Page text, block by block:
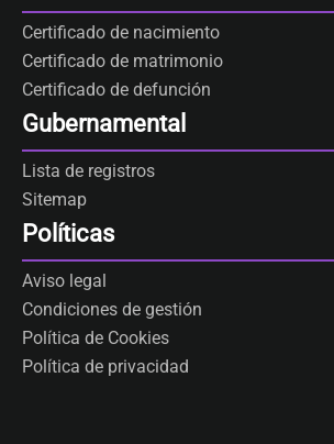
Certificado de nacimiento
Certificado de matrimonio
Certificado de defunción
Gubernamental
Lista de registros
Sitemap
Políticas
Aviso legal
Condiciones de gestión
Política de Cookies
Política de privacidad